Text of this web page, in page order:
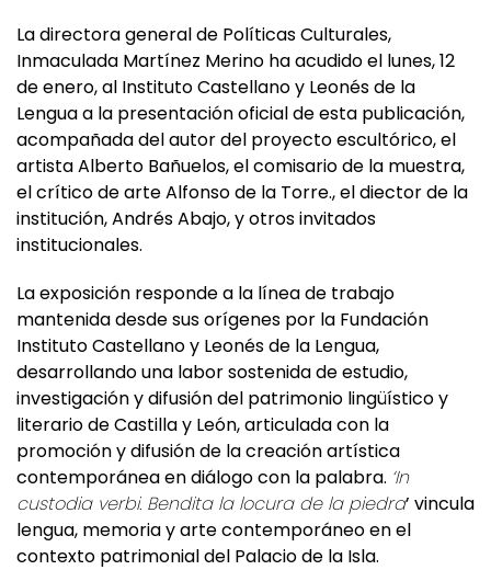
La directora general de Políticas Culturales,
Inmaculada Martínez Merino ha acudido el lunes, 12
de enero, al Instituto Castellano y Leonés de la
Lengua a la presentación oficial de esta publicación,
acompañada del autor del proyecto escultórico, el
artista Alberto Bañuelos, el comisario de la muestra,
el crítico de arte Alfonso de la Torre., el diector de la
institución, Andrés Abajo, y otros invitados
institucionales.
La exposición responde a la línea de trabajo
mantenida desde sus orígenes por la Fundación
Instituto Castellano y Leonés de la Lengua,
desarrollando una labor sostenida de estudio,
investigación y difusión del patrimonio lingüístico y
literario de Castilla y León, articulada con la
promoción y difusión de la creación artística
contemporánea en diálogo con la palabra. ‘In
custodia verbi. Bendita la locura de la piedra’ vincula
lengua, memoria y arte contemporáneo en el
contexto patrimonial del Palacio de la Isla.